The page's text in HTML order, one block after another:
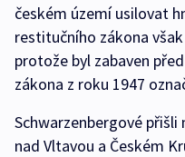
českém území usilovat
restitučního zákona
protože byl zabaven
zákona z roku 1947
Schwarzenbergové
nad Vltavou a Českém